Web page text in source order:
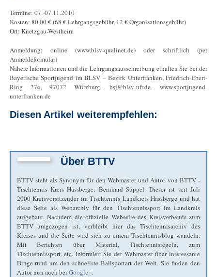
Termine: 07.-07.11.2010
Kosten: 80,00 € (68 € Lehrgangsgebühr, 12 € Organisationsgebühr)
Ort: Knetzgau-Westheim
Anmeldung: online (www.blsv-qualinet.de) oder schriftlich (per
Anmeldeformular)
Nähere Informationen und die Lehrgangsausschreibung erhalten Sie bei der
Bayerische Sportjugend im BLSV – Bezirk Unterfranken, Friedrich-Ebert-
Ring 27c, 97072 Würzburg, bsj@blsv-ufr.de, www.sportjugend-
unterfranken.de
Diesen Artikel weiterempfehlen:
Über BTTV
BTTV steht als Synonym für den Webmaster und Autor von BTTV -
Tischtennis Kreis Hassberge: Bernhard Süppel. Dieser ist seit Juli
2000 Kreisvorsitzender im Tischtennis Landkreis Hassberge und hat
diese Seite als Webarchiv für den Tischtennissport im Landkreis
aufgebaut. Nachdem die offizielle Webseite des Kreisverbands zum
BTTV umgezogen ist, verbleibt hier das Tischtennisarchiv des
Kreises und die Seite wird sich zu einem Tischtennisblog wandeln.
Mit Berichten über Material, Tischtennisregeln, zum
Tischtennissport, etc. informiert Sie der Webmaster über interessante
Dinge rund um den schnellste Ballsportart der Welt. Sie finden den
Autor nun auch bei Google+.